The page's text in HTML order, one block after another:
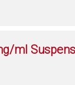
ml